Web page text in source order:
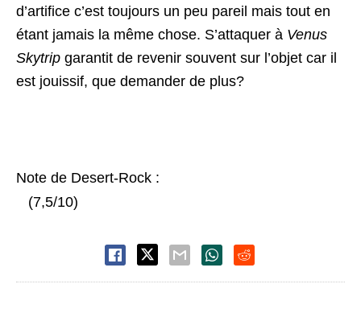
d’artifice c’est toujours un peu pareil mais tout en
étant jamais la même chose. S’attaquer à Venus
Skytrip garantit de revenir souvent sur l’objet car il
est jouissif, que demander de plus?
Note de Desert-Rock :
(7,5/10)